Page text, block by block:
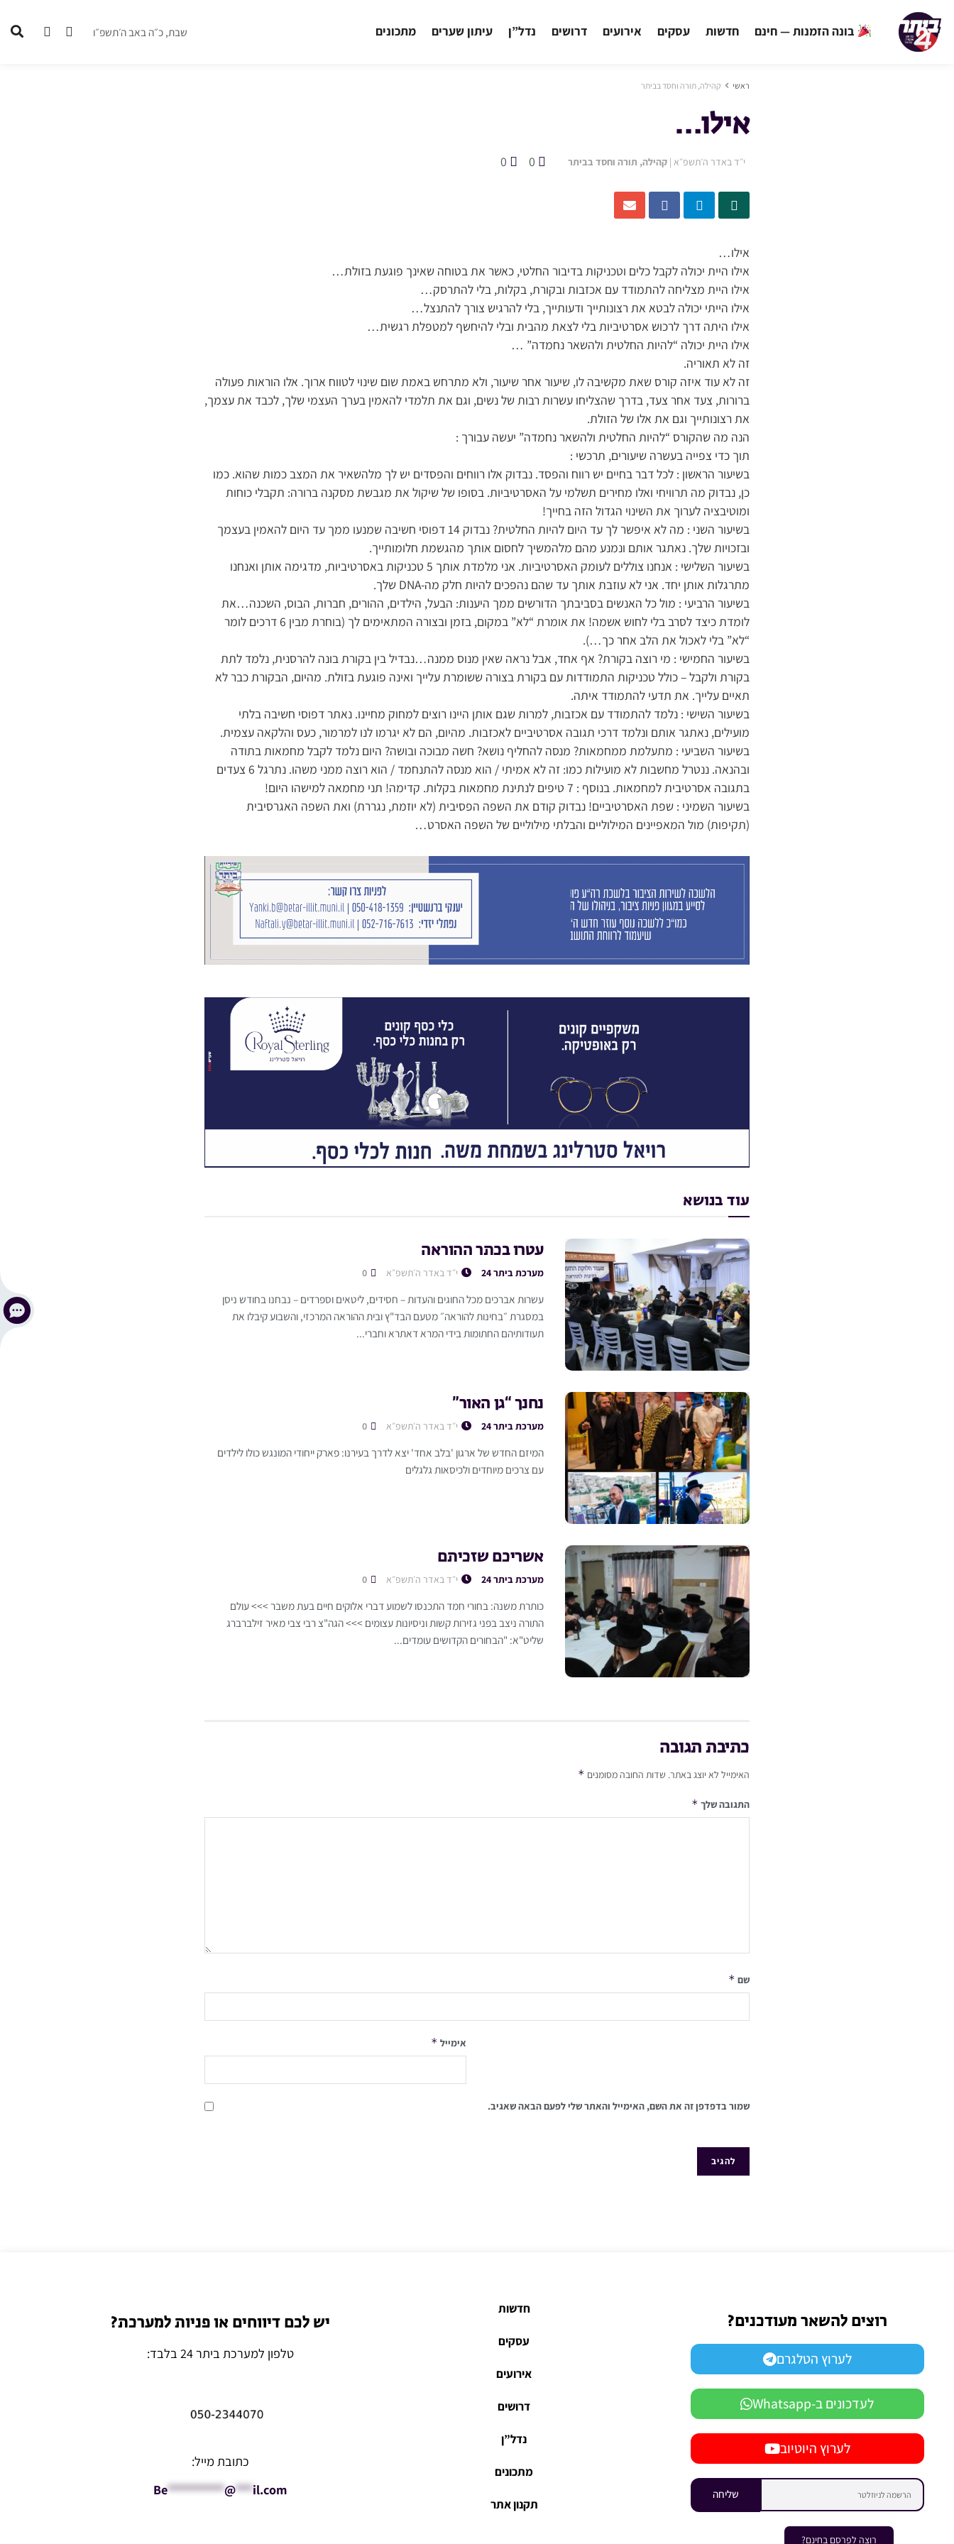
בונה הזמנות — חינם חדשות עסקים אירועים דרושים נדל”ן עיתון שערים מתכונים שבת, כ״ה באב ה׳תשפ״ו
ראשי קהילה, תורה וחסד בביתר
אילו…
י״ד באדר ה׳תשפ״א | קהילה, תורה וחסד בביתר 0
0
אילו…
אילו היית יכולה לקבל כלים וטכניקות בדיבור החלטי, כאשר את בטוחה שאינך פוגעת בזולת…
אילו היית מצליחה להתמודד עם אכזבות ובקורת, בקלות, בלי להתרסק…
אילו הייתי יכולה לבטא את רצונותייך ודעותייך, בלי להרגיש צורך להתנצל…
אילו היתה דרך לרכוש אסרטיביות בלי לצאת מהבית ובלי להיחשף למטפלת רגשית…
אילו היית יכולה “להיות החלטית ולהשאר נחמדה” …
זה לא תאוריה.
זה לא עוד איזה קורס שאת מקשיבה לו, שיעור אחר שיעור, ולא מתרחש באמת שום שינוי לטווח ארוך. אלו הוראות פעולה
ברורות, צעד אחר צעד, בדרך שהצליחו עשרות רבות של נשים, וגם את תלמדי להאמין בערך העצמי שלך, לכבד את עצמך,
את רצונותייך וגם את אלו של הזולת.
הנה מה שהקורס “להיות החלטית ולהשאר נחמדה” יעשה עבורך :
תוך כדי צפייה בעשרה שיעורים, תרכשי :
בשיעור הראשון : לכל דבר בחיים יש רווח והפסד. נבדוק אלו רווחים והפסדים יש לך מלהשאיר את המצב כמות שהוא. כמו
כן, נבדוק מה תרוויחי ואלו מחירים תשלמי על האסרטיביות. בסופו של שיקול את מגבשת מסקנה ברורה: תקבלי כוחות
ומוטיבציה לערוך את השינוי הגדול הזה בחייך!
בשיעור השני : מה לא איפשר לך עד היום להיות החלטית? נבדוק 14 דפוסי חשיבה שמנעו ממך עד היום להאמין בעצמך
ובזכויות שלך. נאתגר אותם ונמנע מהם מלהמשיך לחסום אותך מהגשמת חלומותייך.
בשיעור השלישי : אנחנו צוללים לעומק האסרטיביות. אני מלמדת אותך 5 טכניקות באסרטיביות, מדגימה אותן ואנחנו
מתרגלות אותן יחד. אני לא עוזבת אותך עד שהם נהפכים להיות חלק מה-DNA שלך.
בשיעור הרביעי : מול כל האנשים בסביבתך הדורשים ממך היענות: הבעל, הילדים, ההורים, חברות, הבוס, השכנה…את
לומדת כיצד לסרב בלי לחוש אשמה! את אומרת “לא” במקום, בזמן ובצורה המתאימים לך (בוחרת מבין 6 דרכים לומר
“לא” בלי לאכול את הלב אחר כך…).
בשיעור החמישי : מי רוצה בקורת? אף אחד, אבל נראה שאין מנוס ממנה…נבדיל בין בקורת בונה להרסנית, נלמד לתת
בקורת ולקבל – כולל טכניקות התמודדות עם בקורת בצורה ששומרת עלייך ואינה פוגעת בזולת. מהיום, הבקורת כבר לא
תאיים עלייך. את תדעי להתמודד איתה.
בשיעור השישי : נלמד להתמודד עם אכזבות, למרות שגם אותן היינו רוצים למחוק מחיינו. נאתר דפוסי חשיבה בלתי
מועילים, נאתגר אותם ונלמד דרכי תגובה אסרטיביים לאכזבות. מהיום, הם לא יגרמו לנו למרמור, כעס והלקאה עצמית.
בשיעור השביעי : מתעלמת ממחמאות? מנסה להחליף נושא? חשה מבוכה ובושה? היום נלמד לקבל מחמאות בתודה
ובהנאה. ננטרל מחשבות לא מועילות כמו: זה לא אמיתי / הוא מנסה להתנחמד / הוא רוצה ממני משהו. נתרגל 6 צעדים
בתגובה אסרטיבית למחמאות. בנוסף : 7 טיפים לנתינת מחמאות בקלות. קדימה! תני מחמאה למישהו היום!
בשיעור השמיני : שפת האסרטיביים! נבדוק קודם את השפה הפסיבית (לא יוזמת, נגררת) ואת השפה האגרסיבית
(תקיפות) מול המאפיינים המילוליים והבלתי מילוליים של השפה האסרט…
עוד בנושא
עטרו בכתר ההוראה
מערכת ביתר 24 י״ד באדר ה׳תשפ״א
עשרות אברכים מכל החוגים והעדות – חסידים, ליטאים וספרדים – נבחנו בחודש ניסן
במסגרת ״בחינות להוראה״ מטעם הבד"ץ ובית ההוראה המרכזי, והשבוע קיבלו את
תעודותיהם החתומות בידי המרא דאתרא וחברי...
נחנך “גן האור”
מערכת ביתר 24 י״ד באדר ה׳תשפ״א
המיזם החדש של ארגון 'בלב אחד' יצא לדרך בעירנו: פארק ייחודי המונגש כולו לילדים
עם צרכים מיוחדים ולכיסאות גלגלים
אשריכם שזכיתם
מערכת ביתר 24 י״ד באדר ה׳תשפ״א
כותרת משנה: בחורי חמד התכנסו לשמוע דברי אלוקים חיים בעת משבר >>> עולם
התורה ניצב בפני גזירות קשות וניסיונות עצומים >>> הגה"צ רבי צבי מאיר זילברברג
שליט"א: "הבחורים הקדושים עומדים...
כתיבת תגובה
האימייל לא יוצג באתר. שדות החובה מסומנים *
התגובה שלך *
שם *
אימייל *
שמור בדפדפן זה את השם, האימייל והאתר שלי לפעם הבאה שאגיב.
רוצה לפרסם בחינם?
רוצים להשאר מעודכנים?
לערוץ הטלגרם
לעדכונים ב-Whatsapp
לערוץ היוטיוב
שליחה
חדשות
עסקים
אירועים
דרושים
נדל”ן
מתכונים
תקנון אתר
יש לכם דיווחים או פניות למערכת?
טלפון למערכת ביתר 24 בלבד:
כתובת מייל:
Be**********@***il.com